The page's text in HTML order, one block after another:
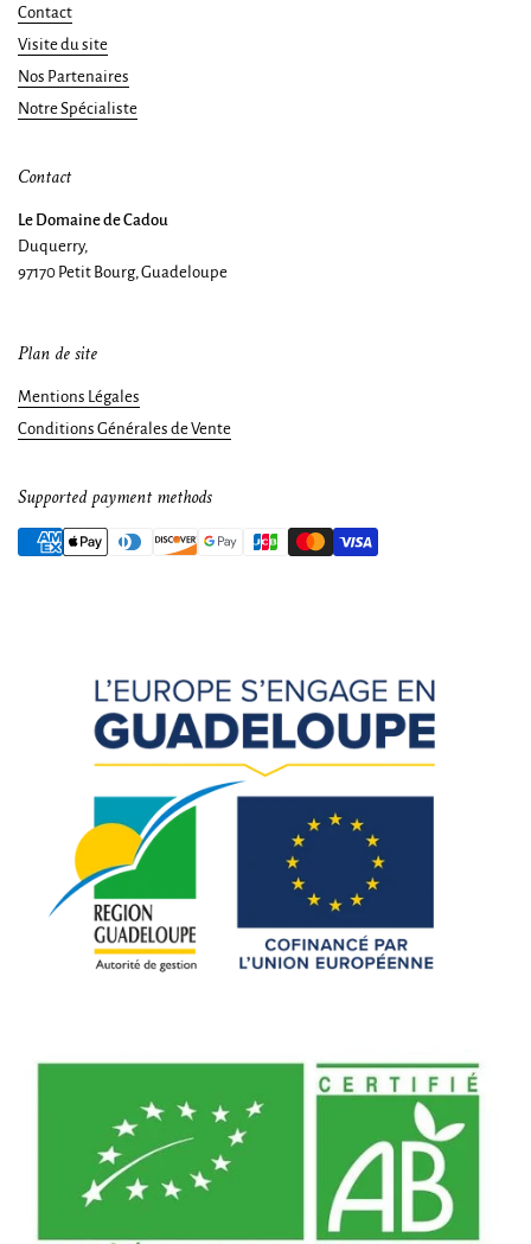
Contact
Visite du site
Nos Partenaires
Notre Spécialiste
Contact
Le Domaine de Cadou
Duquerry,
97170 Petit Bourg, Guadeloupe
Plan de site
Mentions Légales
Conditions Générales de Vente
Supported payment methods